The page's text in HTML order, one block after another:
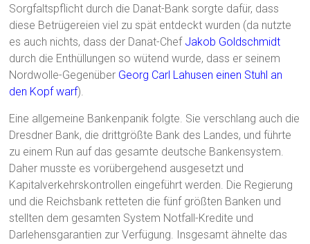
Sorgfaltspflicht durch die Danat-Bank sorgte dafür, dass
diese Betrügereien viel zu spät entdeckt wurden (da nutzte
es auch nichts, dass der Danat-Chef Jakob Goldschmidt
durch die Enthüllungen so wütend wurde, dass er seinem
Nordwolle-Gegenüber Georg Carl Lahusen einen Stuhl an
den Kopf warf).
Eine allgemeine Bankenpanik folgte. Sie verschlang auch die
Dresdner Bank, die drittgrößte Bank des Landes, und führte
zu einem Run auf das gesamte deutsche Bankensystem.
Daher musste es vorübergehend ausgesetzt und
Kapitalverkehrskontrollen eingeführt werden. Die Regierung
und die Reichsbank retteten die fünf größten Banken und
stellten dem gesamten System Notfall-Kredite und
Darlehensgarantien zur Verfügung. Insgesamt ähnelte das